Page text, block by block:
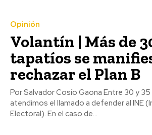
Opinión
Volantín | Más de
tapatíos se
rechazar el Plan B
Por Salvador Cosío Gaona Entre 30 y 35 mil tapatíos
atendimos el llamado a defender al INE
Electoral). En el caso de...